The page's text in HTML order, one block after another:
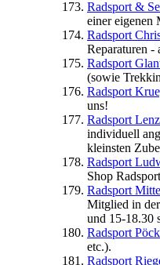
Radsport &
einer eigenen
Radsport
Reparaturen -
Radsport
(sowie
Radsport
uns!
Radsport
individuell
kleinsten
Radsport
Shop
Radsport
Mitglied in
und 15-18.30
Radsport
etc.).
Radsport